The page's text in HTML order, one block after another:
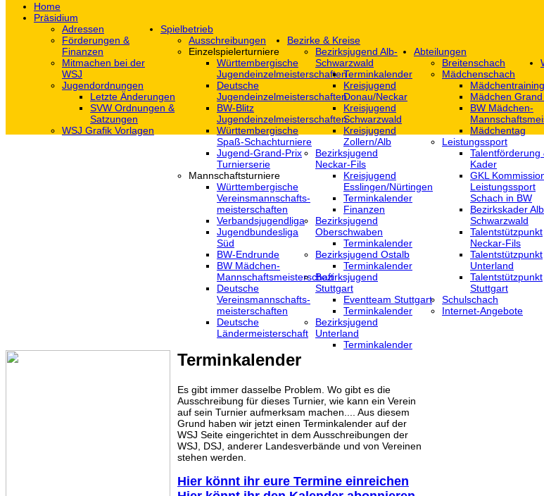
Home
Präsidium
Adressen
Förderungen &
Finanzen
Mitmachen bei der
WSJ
Jugendordnungen
Letzte Änderungen
SVW Ordnungen &
Satzungen
WSJ Grafik Vorlagen
Spielbetrieb
Ausschreibungen
Einzelspielerturniere
Württembergische
Jugendeinzelmeisterschaften
Deutsche
Jugendeinzelmeisterschaften
BW-Blitz
Jugendeinzelmeisterschaften
Württembergische
Spaß-Schachturniere
Jugend-Grand-Prix
Turnierserie
Mannschaftsturniere
Württembergische
Vereinsmannschafts-
meisterschaften
Verbandsjugendliga
Jugendbundesliga
Süd
BW-Endrunde
BW Mädchen-
Mannschaftsmeisterschaft
Deutsche
Vereinsmannschafts-
meisterschaften
Deutsche
Ländermeisterschaft
Bezirke & Kreise
Bezirksjugend Alb-
Schwarzwald
Terminkalender
Kreisjugend
Donau/Neckar
Kreisjugend
Schwarzwald
Kreisjugend
Zollern/Alb
Bezirksjugend
Neckar-Fils
Kreisjugend
‎Esslingen/Nürtingen
Terminkalender
Finanzen
Bezirksjugend
Oberschwaben
Terminkalender
Bezirksjugend Ostalb
Terminkalender
Bezirksjugend
Stuttgart
‎Eventteam Stuttgart
Terminkalender
Bezirksjugend
Unterland
Terminkalender
Abteilungen
Breitenschach
Mädchenschach
Mädchentraining
Mädchen
BW Mädchen-
Mädchentag
Leistungssport
Talentförderung
Kader
GKL
Leistungssport
Schach in BW
Bezirkskader
Schwarzwald
Talentstützpunkt
Neckar-Fils
Talentstützpunkt
Unterland
Talentstützpunkt
Stuttgart
Schulschach
Internet-Angebote
Terminkalender
Es gibt immer dasselbe Problem. Wo gibt es die
Ausschreibung für dieses Turnier, wie kann ein Verein
auf sein Turnier aufmerksam machen.... Aus diesem
Grund haben wir jetzt einen Terminkalender auf der
WSJ Seite eingerichtet in dem Ausschreibungen der
WSJ, DSJ, anderer Landesverbände und von Vereinen
stehen werden.
Hier könnt ihr eure Termine einreichen